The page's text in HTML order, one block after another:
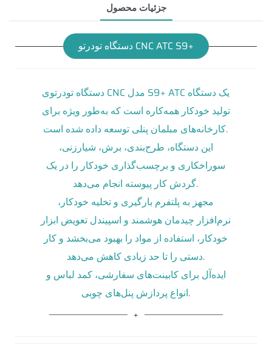
جزئیات محصول
دستگاه تودرتو CNC ATC S9+
دستگاه تودرتوی CNC مدل S9+ ATC یک دستگاه
تولید خودکار همه‌کاره است که به‌طور ویژه برای
کارخانه‌های مبلمان پنلی توسعه داده شده است.
این دستگاه، طرح‌بندی، برش، شیارزنی،
سوراخکاری و برچسب‌گذاری خودکار را در یک
گردش کار پیوسته انجام می‌دهد.
مجهز به پلتفرم بارگیری و تخلیه خودکار،
نرم‌افزار چیدمان هوشمند و اسپیندل تعویض ابزار
خودکار، استفاده از مواد را بهبود می‌بخشد و کار
دستی را تا حد زیادی کاهش می‌دهد.
ایده‌آل برای کابینت‌های سفارشی، کمد لباس و
انواع پردازش پنل‌های چوبی.